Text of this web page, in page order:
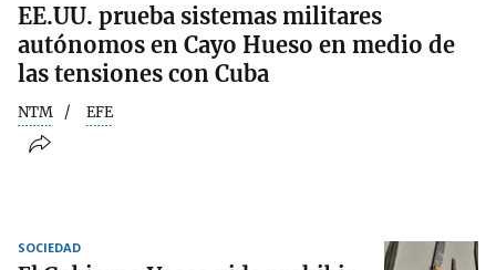
EE.UU. prueba sistemas militares
autónomos en Cayo Hueso en medio de
las tensiones con Cuba
NTM EFE
SOCIEDAD